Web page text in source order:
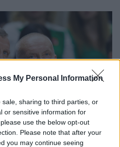
My Personal Information
sharing to third parties, or
or sensitive information for
use the below opt-out
Please note that after your
you may continue seeing
Daugiau nuotraukų (3)